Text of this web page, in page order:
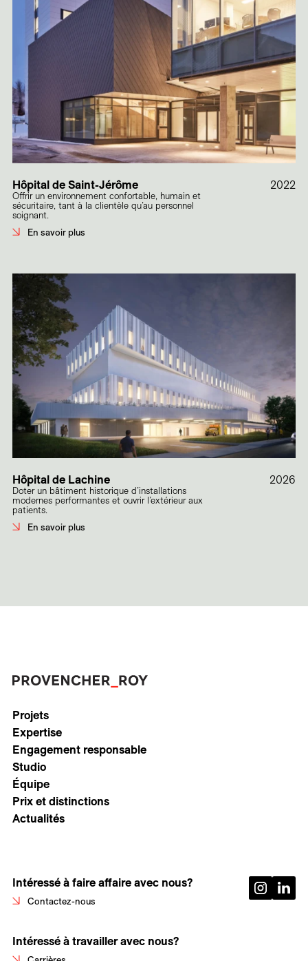
Hôpital de Saint-Jérôme
Offrir un environnement confortable, humain et
sécuritaire, tant à la clientèle qu’au personnel
soignant.
En savoir plus
2022
Hôpital de Lachine
Doter un bâtiment historique d’installations
modernes performantes et ouvrir l’extérieur aux
patients.
En savoir plus
2026
Projets
Expertise
Engagement responsable
Studio
Équipe
Prix et distinctions
Actualités
Intéressé à faire affaire avec nous?
Contactez-nous
Intéressé à travailler avec nous?